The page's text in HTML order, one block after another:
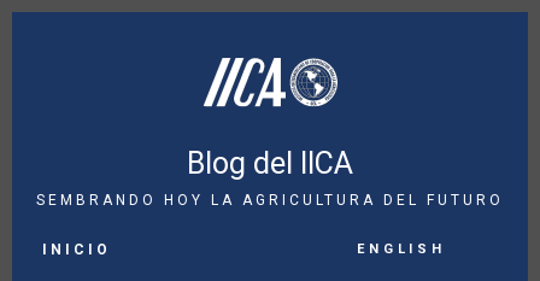
Pasar
Blog del IICA
SEMBRANDO HOY LA AGRICULTURA DEL FUTURO
NAVIGATION
INICIO English